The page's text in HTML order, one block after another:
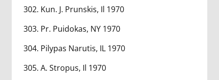
302. Kun. J. Prunskis, Il 1970
303. Pr. Puidokas, NY 1970
304. Pilypas Narutis, IL 1970
305. A. Stropus, Il 1970